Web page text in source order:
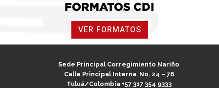
FORMATOS CDI
VER FORMATOS
Sede Principal Corregimiento Nariño
Calle Principal Interna No. 24 – 76
Tuluá/Colombia +57 317 354 9333